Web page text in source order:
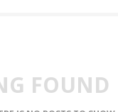
FOUND